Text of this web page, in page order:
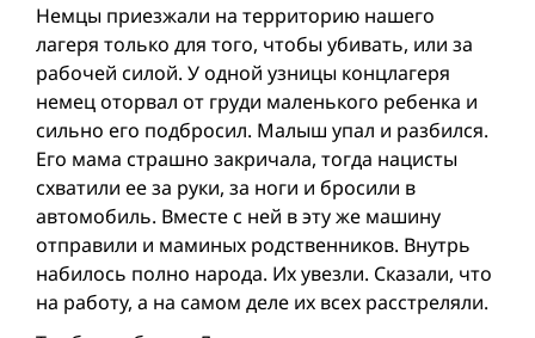
Немцы приезжали на территорию нашего
лагеря только для того, чтобы убивать, или за
рабочей силой. У одной узницы концлагеря
немец оторвал от груди маленького ребенка и
сильно его подбросил. Малыш упал и разбился.
Его мама страшно закричала, тогда нацисты
схватили ее за руки, за ноги и бросили в
автомобиль. Вместе с ней в эту же машину
отправили и маминых родственников. Внутрь
набилось полно народа. Их увезли. Сказали, что
на работу, а на самом деле их всех расстреляли.